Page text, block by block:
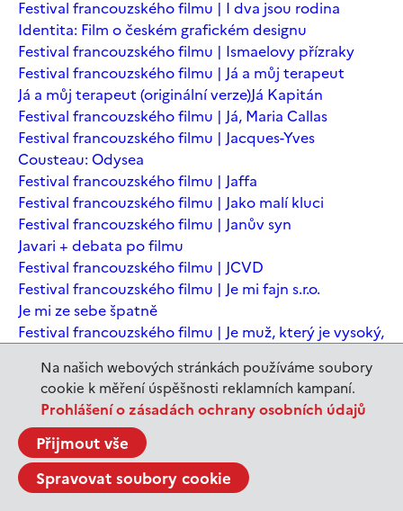
Na našich webových stránkách používáme soubory
cookie k měření úspěšnosti reklamních kampaní.
Prohlášení o zásadách ochrany osobních údajů
Přijmout vše
Spravovat soubory cookie
Festival francouzského filmu | I dva jsou rodina
Identita: Film o českém grafickém designu
Festival francouzského filmu | Ismaelovy přízraky
Festival francouzského filmu | Já a můj terapeut
Já a můj terapeut (originální verze)Já Kapitán
Festival francouzského filmu | Já, Maria Callas
Festival francouzského filmu | Jacques-Yves
Cousteau: Odysea
Festival francouzského filmu | Jaffa
Festival francouzského filmu | Jako malí kluci
Festival francouzského filmu | Janův syn
Javari + debata po filmu
Festival francouzského filmu | JCVD
Festival francouzského filmu | Je mi fajn s.r.o.
Je mi ze sebe špatně
Festival francouzského filmu | Je muž, který je vysoký,
Chomským
Festival francouzského filmu | Je to jen konec světa
Festival francouzského filmu | Je to jen konec světa
Festival francouzského filmu | Jeanne du Barry -
Králova milenka
Jeanne du Barry – Králova milenka